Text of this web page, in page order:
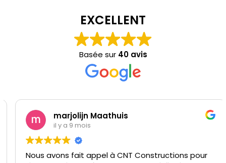
EXCELLENT
Basée sur 40 avis
marjolijn Maathuis
il y a 9 mois
Nous avons fait appel à CNT Constructions pour